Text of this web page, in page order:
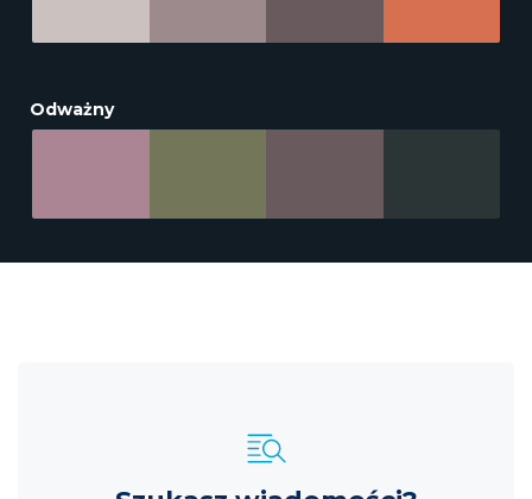
Odważny